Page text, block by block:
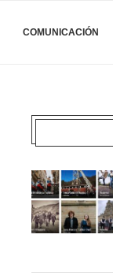
COMUNICACIÓN